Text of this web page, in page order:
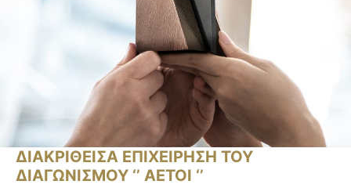
ΔΙΑΚΡΙΘΕΙΣΑ ΕΠΙΧΕΙΡΗΣΗ ΤΟΥ
ΔΙΑΓΩΝΙΣΜΟΥ ‘’ ΑΕΤΟΙ ‘’